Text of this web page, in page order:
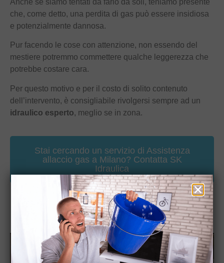
Anche se siamo tentati da farlo da soli, teniamo presente
che, come detto, una perdita di gas può essere insidiosa
e potenzialmente dannosa.
Pur facendo le cose con attenzione, non essendo del
mestiere potremmo commettere qualche leggerezza che
potrebbe costare cara.
Per questo motivo e per il costo di solito contenuto
dell’intervento, è consigliabile rivolgersi sempre ad un
idraulico esperto, meglio se in zona.
Stai cercando un servizio di Assistenza
allaccio gas a Milano? Contatta SK
Idraulica
CHIAMA ORA